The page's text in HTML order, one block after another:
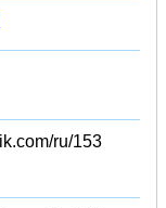
ru/153